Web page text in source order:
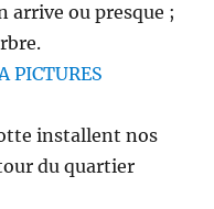
arrive ou presque ;
installent nos
du quartier